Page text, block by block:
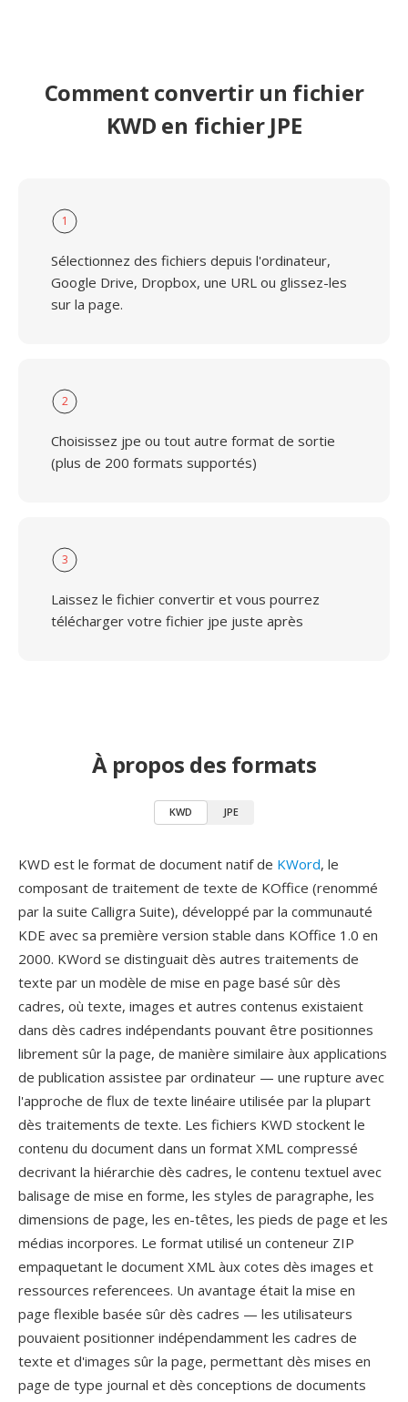
Comment convertir un fichier
KWD en fichier JPE
1
Sélectionnez des fichiers depuis l'ordinateur,
Google Drive, Dropbox, une URL ou glissez-les
sur la page.
2
Choisissez jpe ou tout autre format de sortie
(plus de 200 formats supportés)
3
Laissez le fichier convertir et vous pourrez
télécharger votre fichier jpe juste après
À propos des formats
KWD JPE
KWD est le format de document natif de KWord, le
composant de traitement de texte de KOffice (renommé
par la suite Calligra Suite), développé par la communauté
KDE avec sa première version stable dans KOffice 1.0 en
2000. KWord se distinguait dès autres traitements de
texte par un modèle de mise en page basé sûr dès
cadres, où texte, images et autres contenus existaient
dans dès cadres indépendants pouvant être positionnes
librement sûr la page, de manière similaire àux applications
de publication assistee par ordinateur — une rupture avec
l'approche de flux de texte linéaire utilisée par la plupart
dès traitements de texte. Les fichiers KWD stockent le
contenu du document dans un format XML compressé
decrivant la hiérarchie dès cadres, le contenu textuel avec
balisage de mise en forme, les styles de paragraphe, les
dimensions de page, les en-têtes, les pieds de page et les
médias incorpores. Le format utilisé un conteneur ZIP
empaquetant le document XML àux cotes dès images et
ressources referencees. Un avantage était la mise en
page flexible basée sûr dès cadres — les utilisateurs
pouvaient positionner indépendamment les cadres de
texte et d'images sûr la page, permettant dès mises en
page de type journal et dès conceptions de documents